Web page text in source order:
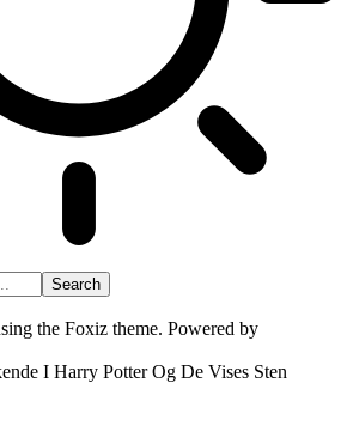
the Foxiz theme. Powered by
I Harry Potter Og De Vises Sten